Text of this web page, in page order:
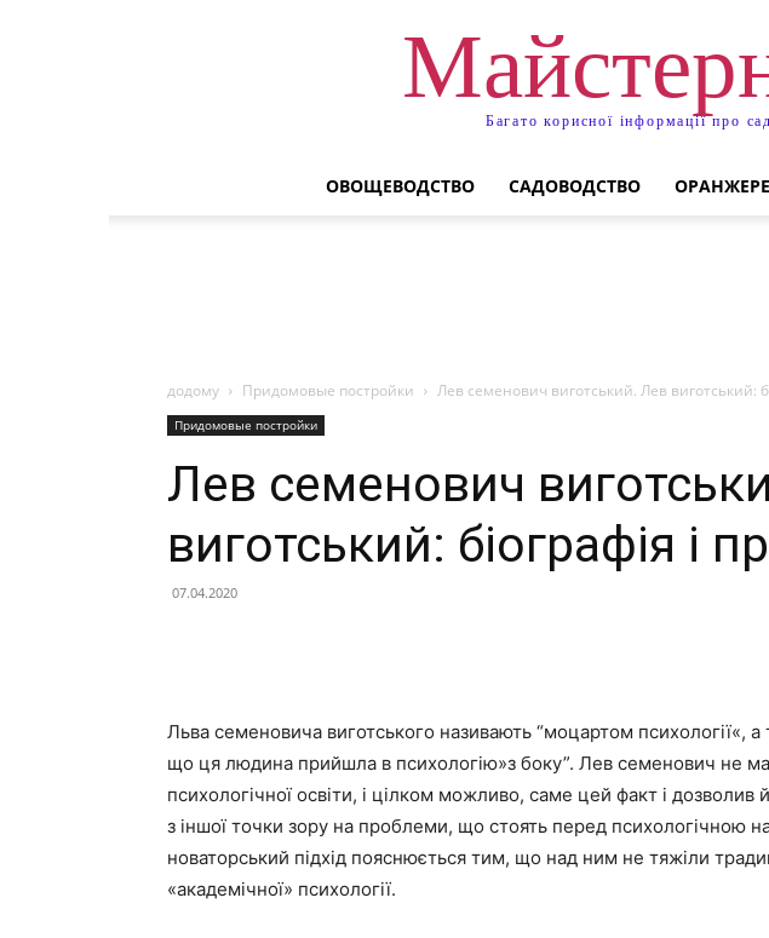
Багато корисної інформації про
ОВОЩЕВОДСТВО САДОВОДСТВО
додому Придомовые постройки Лев семенович виготський. Лев виготський:
Придомовые постройки
Лев семенович
виготський: біографія і
07.04.2020
Льва семеновича виготського називають “моцартом психології«,
що ця людина прийшла в психологію»з боку”. Лев семенович не
психологічної освіти, і цілком можливо, саме цей факт і
з іншої точки зору на проблеми, що стоять перед психологічною
новаторський підхід пояснюється тим, що над ним не тяжіли
«академічної» психології.